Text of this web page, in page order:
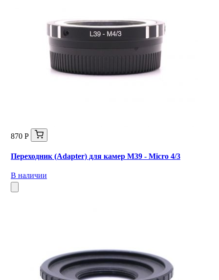
870 Р
Переходник (Adapter) для камер M39 - Micro 4/3
В наличии